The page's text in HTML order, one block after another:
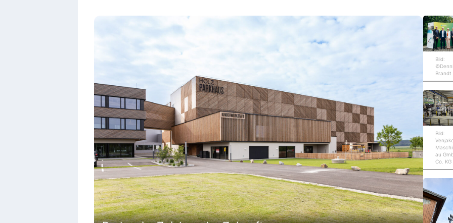
Bild:
Brandt
Bild:
au
Co. KG